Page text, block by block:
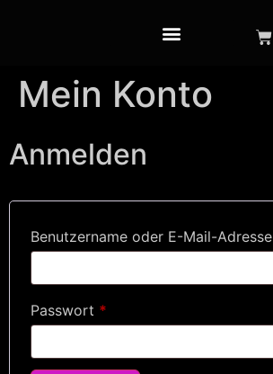
Mein Konto
Anmelden
Benutzername oder E-Mail-Adresse
Passwort *